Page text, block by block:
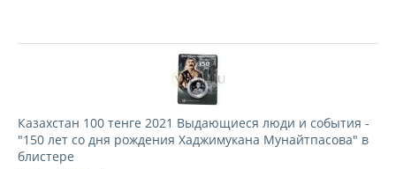
Казахстан 100 тенге 2021 Выдающиеся люди и события -
"150 лет со дня рождения Хаджимукана Мунайтпасова" в
блистере